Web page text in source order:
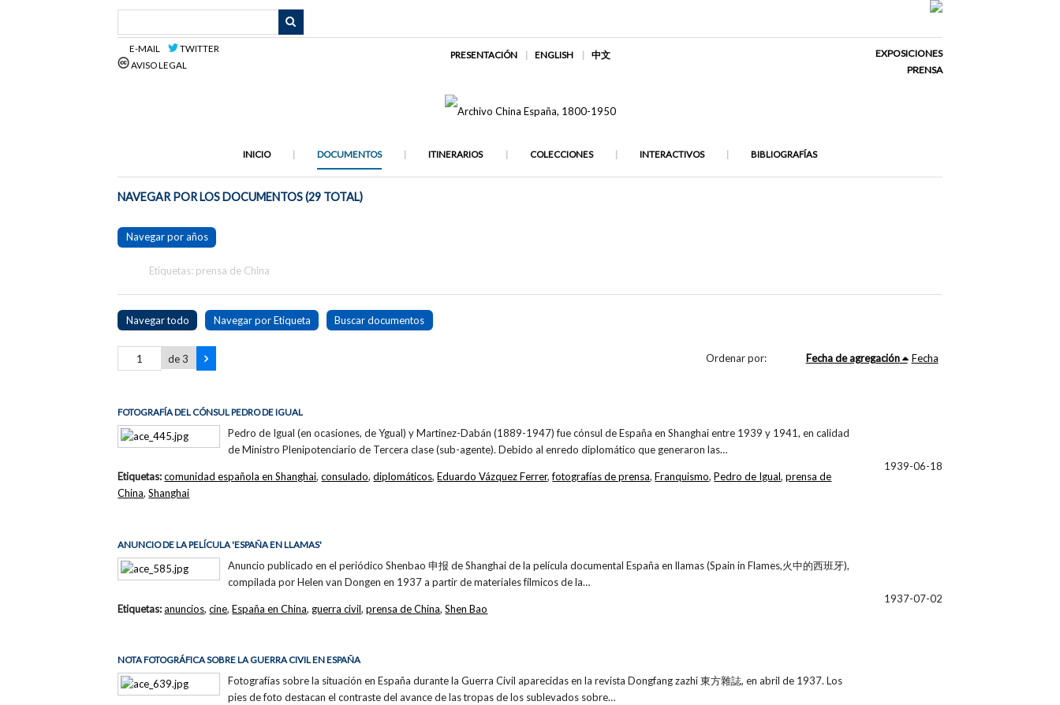
E-MAIL
TWITTER
AVISO LEGAL
PRESENTACIÓN ENGLISH 中文
EXPOSICIONES
PRENSA
INICIO DOCUMENTOS ITINERARIOS COLECCIONES INTERACTIVOS BIBLIOGRAFÍAS
NAVEGAR POR LOS DOCUMENTOS (29 TOTAL)
Navegar por años
Etiquetas: prensa de China
Navegar todo Navegar por Etiqueta Buscar documentos
de 3 Ordenar por: Fecha de agregación Fecha
FOTOGRAFÍA DEL CÓNSUL PEDRO DE IGUAL
Pedro de Igual (en ocasiones, de Ygual) y Martinez-Dabán (1889-1947) fue cónsul de España en Shanghai entre 1939 y 1941, en calidad
de Ministro Plenipotenciario de Tercera clase (sub-agente). Debido al enredo diplomático que generaron las…
1939-06-18
Etiquetas:comunidad española en Shanghai,consulado,diplomáticos,Eduardo Vázquez Ferrer,fotografías de prensa,Franquismo,Pedro de Igual,prensa de
China,Shanghai
ANUNCIO DE LA PELÍCULA 'ESPAÑA EN LLAMAS'
Anuncio publicado en el periódico Shenbao 申报 de Shanghai de la película documental España en llamas (Spain in Flames,火中的西班牙),
compilada por Helen van Dongen en 1937 a partir de materiales fílmicos de la…
1937-07-02
Etiquetas:anuncios,cine,España en China, guerra civil,prensa de China,Shen Bao
NOTA FOTOGRÁFICA SOBRE LA GUERRA CIVIL EN ESPAÑA
Fotografías sobre la situación en España durante la Guerra Civil aparecidas en la revista Dongfang zazhi 東方雜誌, en abril de 1937. Los
pies de foto destacan el contraste del avance de las tropas de los sublevados sobre…